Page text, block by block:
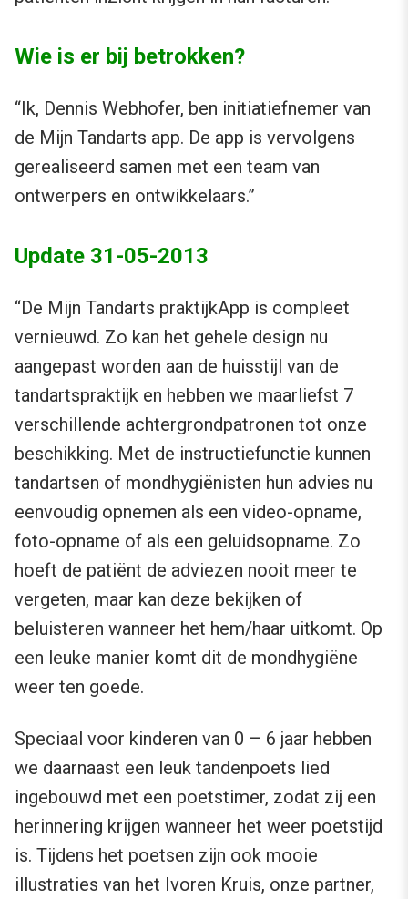
Wie is er bij betrokken?
“Ik, Dennis Webhofer, ben initiatiefnemer van
de Mijn Tandarts app. De app is vervolgens
gerealiseerd samen met een team van
ontwerpers en ontwikkelaars.”
Update 31-05-2013
“De Mijn Tandarts praktijkApp is compleet
vernieuwd. Zo kan het gehele design nu
aangepast worden aan de huisstijl van de
tandartspraktijk en hebben we maarliefst 7
verschillende achtergrondpatronen tot onze
beschikking. Met de instructiefunctie kunnen
tandartsen of mondhygiënisten hun advies nu
eenvoudig opnemen als een video-opname,
foto-opname of als een geluidsopname. Zo
hoeft de patiënt de adviezen nooit meer te
vergeten, maar kan deze bekijken of
beluisteren wanneer het hem/haar uitkomt. Op
een leuke manier komt dit de mondhygiëne
weer ten goede.
Speciaal voor kinderen van 0 – 6 jaar hebben
we daarnaast een leuk tandenpoets lied
ingebouwd met een poetstimer, zodat zij een
herinnering krijgen wanneer het weer poetstijd
is. Tijdens het poetsen zijn ook mooie
illustraties van het Ivoren Kruis, onze partner,